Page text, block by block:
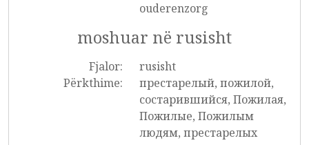
ouderenzorg
moshuar në rusisht
Fjalor:
rusisht
Përkthime:
престарелый, пожилой,
состарившийся, Пожилая,
Пожилые, Пожилым
людям, престарелых